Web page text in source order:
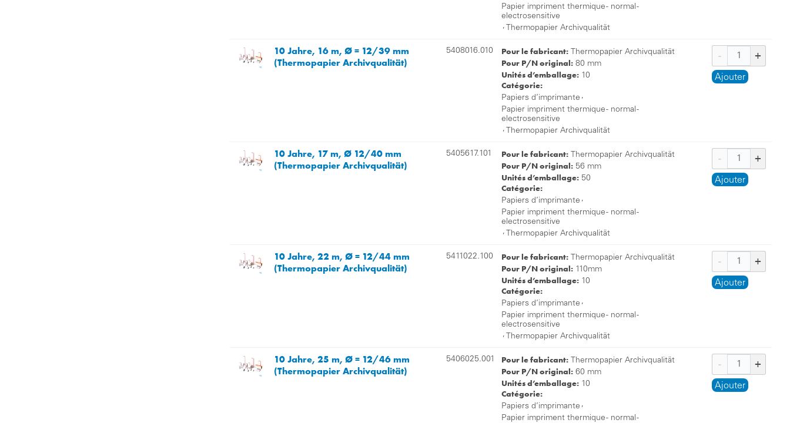
Papier impriment thermique - normal -
electrosensitive
, Thermopapier Archivqualität
10 Jahre, 16 m, Ø = 12/39 mm
(Thermopapier Archivqualität)
5408016.010 Pour le fabricant: Thermopapier Archivqualität
Pour P/N original: 80 mm
Unités d’emballage: 10
Catégorie:
Papiers d’imprimante ,
Papier impriment thermique - normal -
electrosensitive
, Thermopapier Archivqualität
Ajouter
10 Jahre, 17 m, Ø 12/40 mm
(Thermopapier Archivqualität)
5405617.101 Pour le fabricant: Thermopapier Archivqualität
Pour P/N original: 56 mm
Unités d’emballage: 50
Catégorie:
Papiers d’imprimante ,
Papier impriment thermique - normal -
electrosensitive
, Thermopapier Archivqualität
Ajouter
10 Jahre, 22 m, Ø = 12/44 mm
(Thermopapier Archivqualität)
5411022.100 Pour le fabricant: Thermopapier Archivqualität
Pour P/N original: 110mm
Unités d’emballage: 10
Catégorie:
Papiers d’imprimante ,
Papier impriment thermique - normal -
electrosensitive
, Thermopapier Archivqualität
Ajouter
10 Jahre, 25 m, Ø = 12/46 mm
(Thermopapier Archivqualität)
5406025.001 Pour le fabricant: Thermopapier Archivqualität
Pour P/N original: 60 mm
Unités d’emballage: 10
Catégorie:
Papiers d’imprimante ,
Papier impriment thermique - normal -
Ajouter